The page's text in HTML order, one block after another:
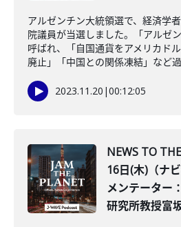
アルゼンチン大統領選で、経済学
院議員が当選しました。「アルゼ
呼ばれ、「自国通貨をアメリカド
廃止」「中国との関係凍結」など
2023.11.20 |00:12:05
NEWS TO
16日(木)（ナ
メンテーター
研究所教授富